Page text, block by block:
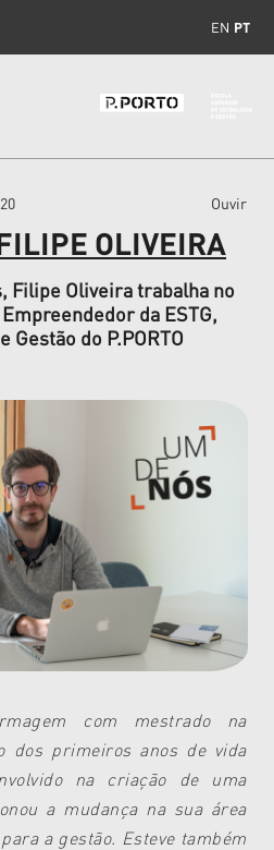
EN PT
Ouvir
OLIVEIRA
Filipe Oliveira trabalha no
da ESTG,
Gestão do P.PORTO
com mestrado na
dos primeiros anos de vida
na criação de uma
a mudança na sua área
a gestão. Esteve também